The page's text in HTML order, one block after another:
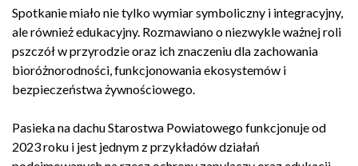
Spotkanie miało nie tylko wymiar symboliczny i integracyjny,
ale również edukacyjny. Rozmawiano o niezwykle ważnej roli
pszczół w przyrodzie oraz ich znaczeniu dla zachowania
bioróżnorodności, funkcjonowania ekosystemów i
bezpieczeństwa żywnościowego.
Pasieka na dachu Starostwa Powiatowego funkcjonuje od
2023 roku i jest jednym z przykładów działań